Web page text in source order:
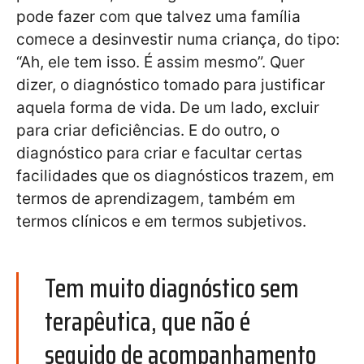
pode fazer com que talvez uma família
comece a desinvestir numa criança, do tipo:
“Ah, ele tem isso. É assim mesmo”. Quer
dizer, o diagnóstico tomado para justificar
aquela forma de vida. De um lado, excluir
para criar deficiências. E do outro, o
diagnóstico para criar e facultar certas
facilidades que os diagnósticos trazem, em
termos de aprendizagem, também em
termos clínicos e em termos subjetivos.
Tem muito diagnóstico sem
terapêutica, que não é
seguido de acompanhamento